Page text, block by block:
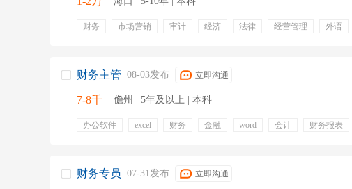
财务 市场营销 审计 经济 法律 经营管理 外语
财务主管 08-03发布 立即沟通
7-8千 儋州 | 5年及以上 | 本科
办公软件 excel 财务 金融 word 会计 财务报表
财务专员 07-31发布 立即沟通